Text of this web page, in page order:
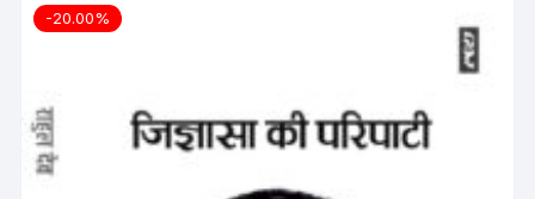
-20.00%